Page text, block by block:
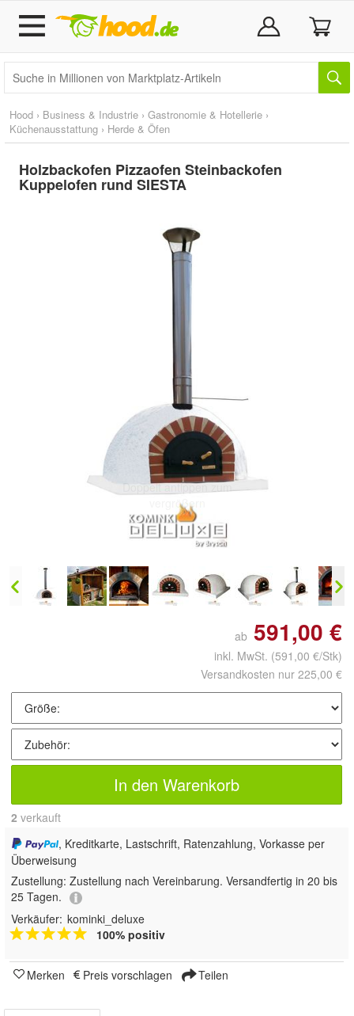
Hood › Business & Industrie › Gastronomie & Hotellerie ›
Küchenausstattung › Herde & Öfen
Holzbackofen Pizzaofen Steinbackofen
Kuppelofen rund SIESTA
Doppelt antippen zum
vergrößern
ab 591,00 €
inkl. MwSt. (591,00 €/Stk)
Versandkosten nur 225,00 €
In den Warenkorb
2 verkauft
, Kreditkarte, Lastschrift, Ratenzahlung, Vorkasse per
Überweisung
Zustellung: Zustellung nach Vereinbarung. Versandfertig in 20 bis
25 Tagen.
Verkäufer: kominki_deluxe
100% positiv
Merken Preis vorschlagen Teilen